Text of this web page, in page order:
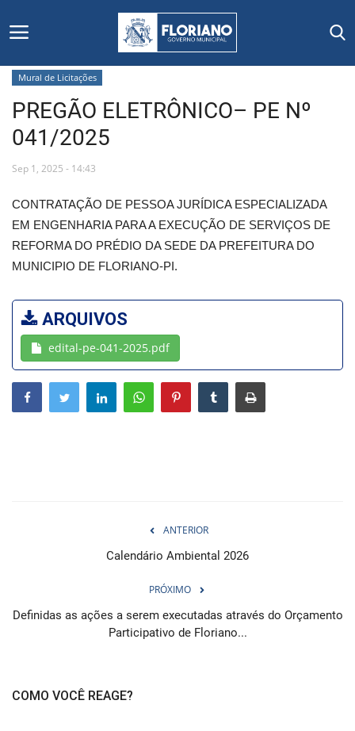
Início
Editais
Secretarias e Órgãos
Mural de Licitações
Notícias
Vídeos
Webmail
Mural de Licitações
PREGÃO ELETRÔNICO– PE Nº
041/2025
Sep 1, 2025 - 14:43
CONTRATAÇÃO DE PESSOA JURÍDICA ESPECIALIZADA
EM ENGENHARIA PARA A EXECUÇÃO DE SERVIÇOS DE
REFORMA DO PRÉDIO DA SEDE DA PREFEITURA DO
MUNICIPIO DE FLORIANO-PI.
ARQUIVOS
edital-pe-041-2025.pdf
ANTERIOR
Calendário Ambiental 2026
PRÓXIMO
Definidas as ações a serem executadas através do Orçamento
Participativo de Floriano...
COMO VOCÊ REAGE?